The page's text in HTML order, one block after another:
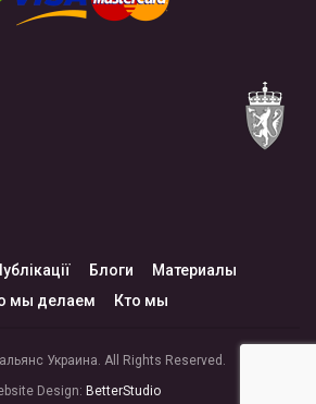
Блоги
Материалы
мы делаем
Кто мы
Украина. All Rights Reserved.
Design: BetterStudio